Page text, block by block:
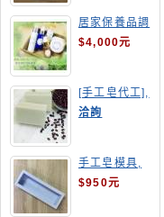
居家保養品調
配班
$4,000元
[手工皂代工],
酒粕皂
洽詢
手工皂模具,
長方形吐司模
$950元